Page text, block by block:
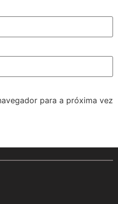
para a próxima vez